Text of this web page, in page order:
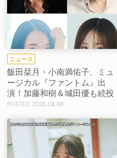
ニュース
飯田栞月・小南満佑子、ミュ
ージカル『ファントム』出
演！加藤和樹＆城田優も続投
【コメントあり】
2026.08.06